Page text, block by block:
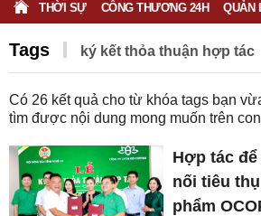
THỜI SỰ CÔNG THƯƠNG 24H QUẢN
Tags ký kết thỏa thuận hợp tác
Có 26 kết quả cho từ khóa tags bạn
tìm được nội dung mong muốn trên
Hợp tác
nối tiêu
phẩm